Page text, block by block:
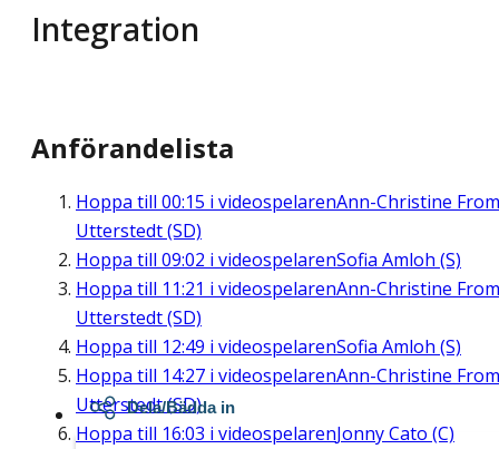
Integration
Anförandelista
Hoppa till 00:15 i videospelarenAnn-Christine From
Utterstedt (SD)
Hoppa till 09:02 i videospelarenSofia Amloh (S)
Hoppa till 11:21 i videospelarenAnn-Christine From
Utterstedt (SD)
Hoppa till 12:49 i videospelarenSofia Amloh (S)
Hoppa till 14:27 i videospelarenAnn-Christine From
Utterstedt (SD)
Hoppa till 16:03 i videospelarenJonny Cato (C)
Dela/Bädda in